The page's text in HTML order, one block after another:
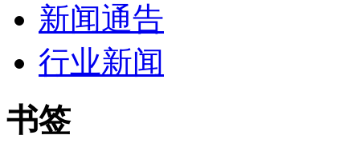
新闻通告
行业新闻
书签